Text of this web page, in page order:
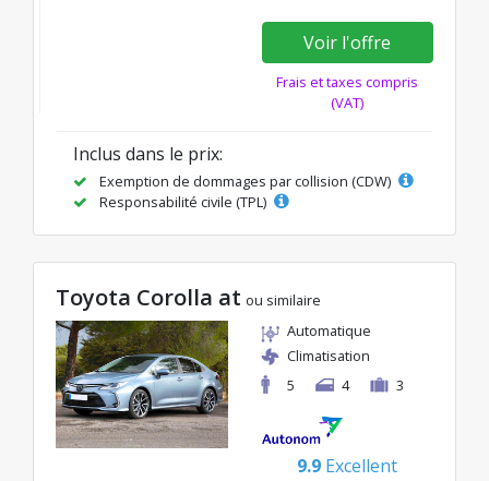
Voir l'offre
Frais et taxes compris
(VAT)
Inclus dans le prix:
Exemption de dommages par collision (CDW)
Responsabilité civile (TPL)
Toyota Corolla at ou similaire
Automatique
Climatisation
5
4 3
9.9 Excellent